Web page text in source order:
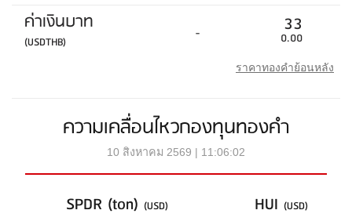
ค่าเงินบาท
(USDTHB) - 33
0.00
ราคาทองคำย้อนหลัง
ความเคลื่อนไหวกองทุนทองคำ
10 สิงหาคม 2569 | 11:06:02
SPDR (ton) (USD) HUI (USD)